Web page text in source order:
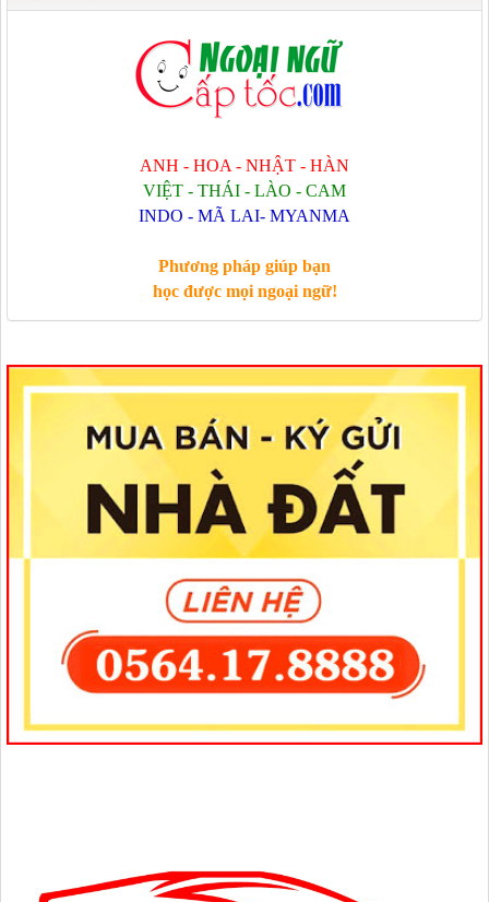
ANH - HOA - NHẬT - HÀN
VIỆT - THÁI - LÀO - CAM
INDO - MÃ LAI- MYANMA
Phương pháp giúp bạn
học được mọi ngoại ngữ!